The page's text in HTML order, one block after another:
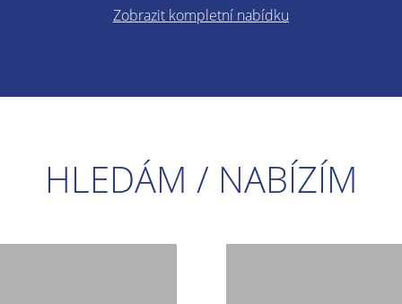
Zobrazit kompletní nabídku
HLEDÁM / NABÍZÍM